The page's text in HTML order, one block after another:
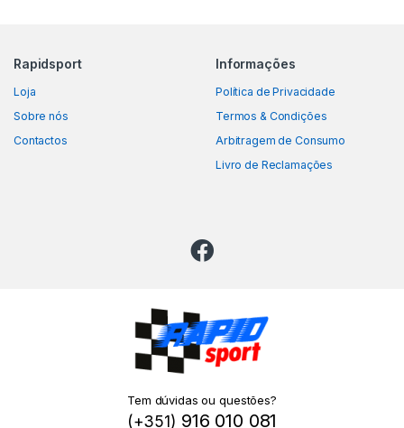
Rapidsport
Loja
Sobre nós
Contactos
Informações
Política de Privacidade
Termos & Condições
Arbitragem de Consumo
Livro de Reclamações
Tem dúvidas ou questões?
(+351) 916 010 081